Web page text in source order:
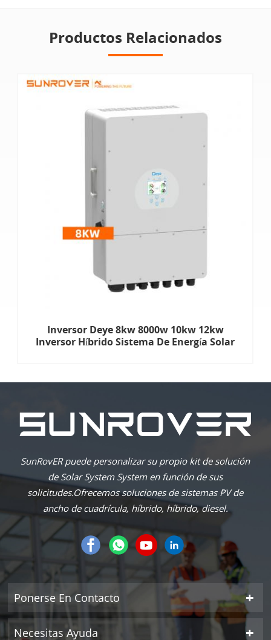
Productos Relacionados
Inversor Deye 8kw 8000w 10kw 12kw
Inversor Híbrido Sistema De Energía Solar
SunRovER puede personalizar su propio kit de solución
de Solar System System en función de sus
solicitudes.Ofrecemos soluciones de sistemas PV de
ancho de cuadrícula, híbrido, híbrido, diesel.
Ponerse En Contacto
Necesitas Ayuda